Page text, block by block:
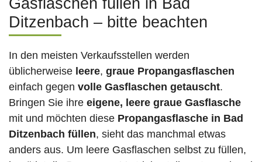
Gasflaschen füllen in Bad
Ditzenbach – bitte beachten
In den meisten Verkaufsstellen werden
üblicherweise leere, graue Propangasflaschen
einfach gegen volle Gasflaschen getauscht.
Bringen Sie ihre eigene, leere graue Gasflasche
mit und möchten diese Propangasflasche in Bad
Ditzenbach füllen, sieht das manchmal etwas
anders aus. Um leere Gasflaschen selbst zu füllen,